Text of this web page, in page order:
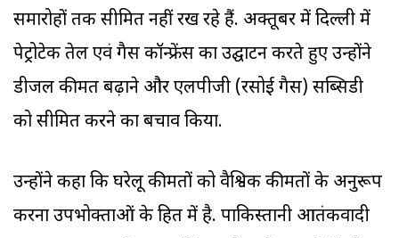
समारोहों तक सीमित नहीं रख रहे हैं. अक्तूबर में दिल्ली में
पेट्रोटेक तेल एवं गैस कॉन्फ्रेंस का उद्घाटन करते हुए उन्होंने
डीजल कीमत बढ़ाने और एलपीजी (रसोई गैस) सब्सिडी
को सीमित करने का बचाव किया.
उन्होंने कहा कि घरेलू कीमतों को वैश्विक कीमतों के अनुरूप
करना उपभोक्ताओं के हित में है. पाकिस्तानी आतंकवादी